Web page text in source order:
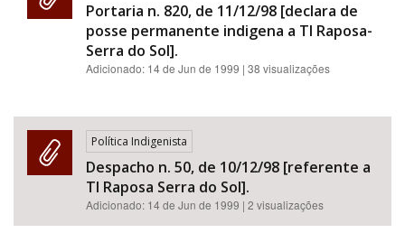
Portaria n. 820, de 11/12/98 [declara de
posse permanente indigena a TI Raposa-
Serra do Sol].
Adicionado: 14 de Jun de 1999 | 38 visualizações
Política Indigenista
Despacho n. 50, de 10/12/98 [referente a
TI Raposa Serra do Sol].
Adicionado: 14 de Jun de 1999 | 2 visualizações